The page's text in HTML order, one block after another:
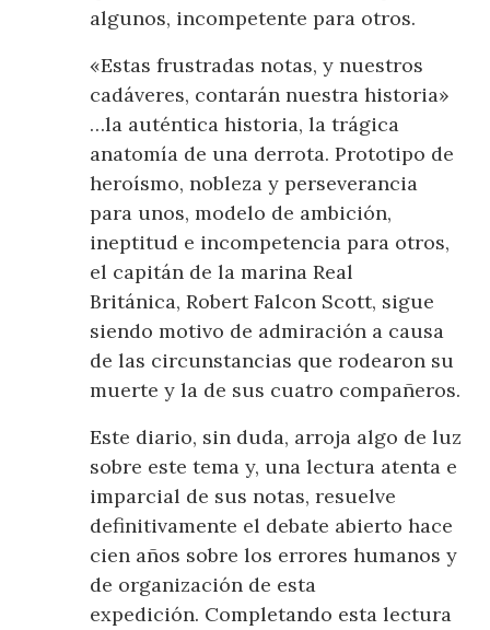
algunos, incompetente para otros.
«Estas frustradas notas, y nuestros
cadáveres, contarán nuestra historia»
…la auténtica historia, la trágica
anatomía de una derrota. Prototipo de
heroísmo, nobleza y perseverancia
para unos, modelo de ambición,
ineptitud e incompetencia para otros,
el capitán de la marina Real
Británica, Robert Falcon Scott, sigue
siendo motivo de admiración a causa
de las circunstancias que rodearon su
muerte y la de sus cuatro compañeros.
Este diario, sin duda, arroja algo de luz
sobre este tema y, una lectura atenta e
imparcial de sus notas, resuelve
definitivamente el debate abierto hace
cien años sobre los errores humanos y
de organización de esta
expedición. Completando esta lectura